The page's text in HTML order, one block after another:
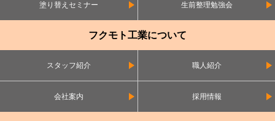
塗り替えセミナー 生前整理勉強会
フクモト工業について
スタッフ紹介 職人紹介
会社案内 採用情報